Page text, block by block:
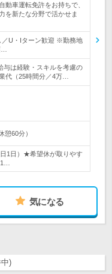
動車運転免許をお持ちで、
を新たな分野で活かせま
／U・Iターン歓迎 ※勤務地
与は経験・スキルを考慮の
代（25時間分／4万…
60分）
1日）★希望休が取りやす
気になる
)